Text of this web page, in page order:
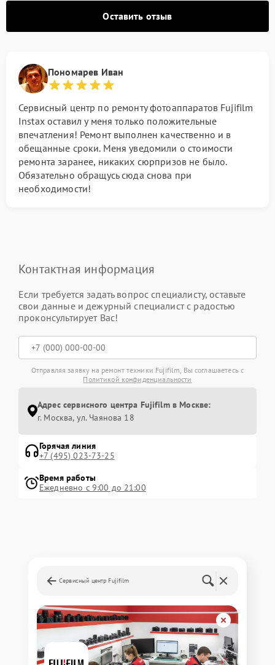
Оставить отзыв
Пономарев Иван
Сервисный центр по ремонту фотоаппаратов Fujifilm
Instax оставил у меня только положительные
впечатления! Ремонт выполнен качественно и в
обещанные сроки. Меня уведомили о стоимости
ремонта заранее, никаких сюрпризов не было.
Обязательно обращусь сюда снова при
необходимости!
Контактная информация
Если требуется задать вопрос специалисту, оставьте
свои данные и дежурный специалист с радостью
проконсультирует Вас!
Отправляя заявку на ремонт техники Fujifilm, Вы соглашаетесь с
Политикой конфиденциальности
Адрес сервисного центра Fujifilm в Москве:
г. Москва, ул. Чаянова 18
Горячая линия
+7 (495) 023-73-25
Время работы
Ежедневно с 9:00 до 21:00
Сервисный центр Fujifilm